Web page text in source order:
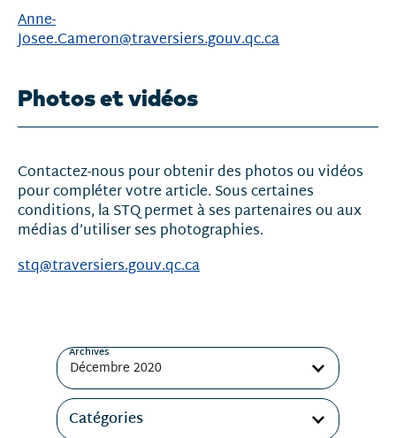
Anne-
Josee.Cameron@traversiers.gouv.qc.ca
Photos et vidéos
Contactez-nous pour obtenir des photos ou vidéos
pour compléter votre article. Sous certaines
conditions, la STQ permet à ses partenaires ou aux
médias d’utiliser ses photographies.
stq@traversiers.gouv.qc.ca
Filtres
Archives
Catégories